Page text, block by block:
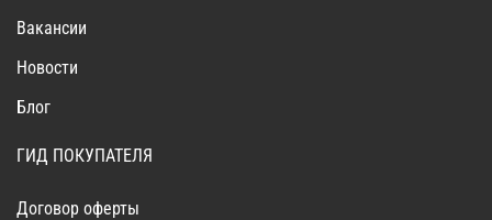
Вакансии
Новости
Блог
ГИД ПОКУПАТЕЛЯ
Договор оферты